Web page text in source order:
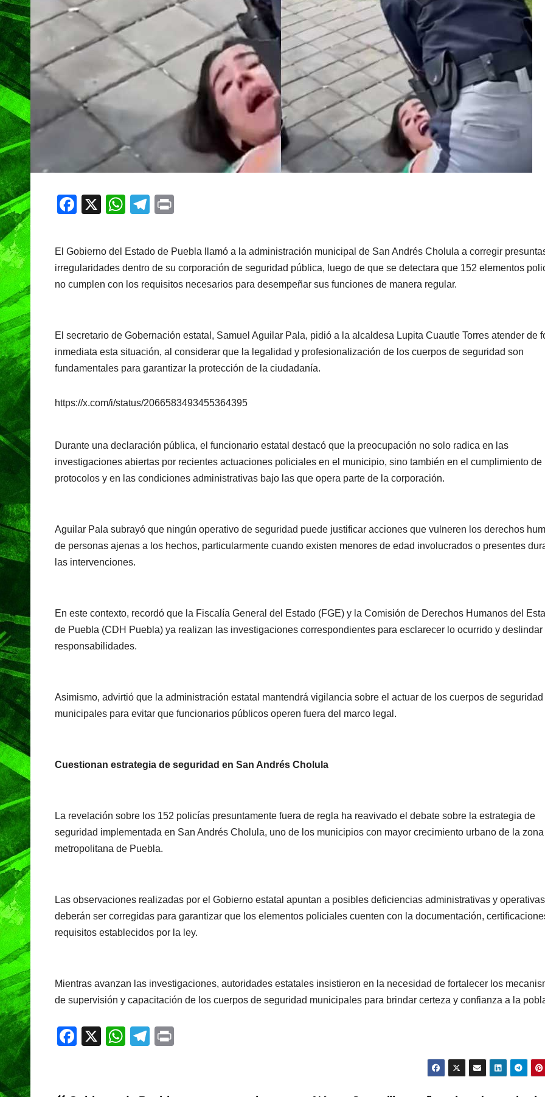
F
c
e
b
k
X
W
at
s
A
T
gr
a
t
El Gobierno del Estado de Puebla llamó a la administración municipal de San Andrés Cholula a corregir
irregularidades dentro de su corporación de seguridad pública, luego de que se detectara que 152 elementos
no cumplen con los requisitos necesarios para desempeñar sus funciones de manera regular.
El secretario de Gobernación estatal, Samuel Aguilar Pala, pidió a la alcaldesa Lupita Cuautle Torres atender de
inmediata esta situación, al considerar que la legalidad y profesionalización de los cuerpos de seguridad son
fundamentales para garantizar la protección de la ciudadanía.
https://x.com/i/status/2066583493455364395
Durante una declaración pública, el funcionario estatal destacó que la preocupación no solo radica en las
investigaciones abiertas por recientes actuaciones policiales en el municipio, sino también en el cumplimiento de
protocolos y en las condiciones administrativas bajo las que opera parte de la corporación.
Aguilar Pala subrayó que ningún operativo de seguridad puede justificar acciones que vulneren los derechos
de personas ajenas a los hechos, particularmente cuando existen menores de edad involucrados o presentes
las intervenciones.
En este contexto, recordó que la Fiscalía General del Estado (FGE) y la Comisión de Derechos Humanos del
de Puebla (CDH Puebla) ya realizan las investigaciones correspondientes para esclarecer lo ocurrido y deslindar
responsabilidades.
Asimismo, advirtió que la administración estatal mantendrá vigilancia sobre el actuar de los cuerpos de seguridad
municipales para evitar que funcionarios públicos operen fuera del marco legal.
Cuestionan estrategia de seguridad en San Andrés Cholula
La revelación sobre los 152 policías presuntamente fuera de regla ha reavivado el debate sobre la estrategia de
seguridad implementada en San Andrés Cholula, uno de los municipios con mayor crecimiento urbano de la zona
metropolitana de Puebla.
Las observaciones realizadas por el Gobierno estatal apuntan a posibles deficiencias administrativas y
deberán ser corregidas para garantizar que los elementos policiales cuenten con la documentación,
requisitos establecidos por la ley.
Mientras avanzan las investigaciones, autoridades estatales insistieron en la necesidad de fortalecer los
de supervisión y capacitación de los cuerpos de seguridad municipales para brindar certeza y confianza a la
F
X
W
T
PORTADA TENDENCIA VIDA │ ESTILO
que conquista
a los visitantes
ANDRADE CRUZ ANDRADE
descarta
emergencia
ciclosporiasis;
reportan 33
de
México
CIUDAD DEPORTES
Concluye
Voleibol 2026
en Puebla
REDACCIÓN
CIUDAD
sigue
la
REDACCIÓN